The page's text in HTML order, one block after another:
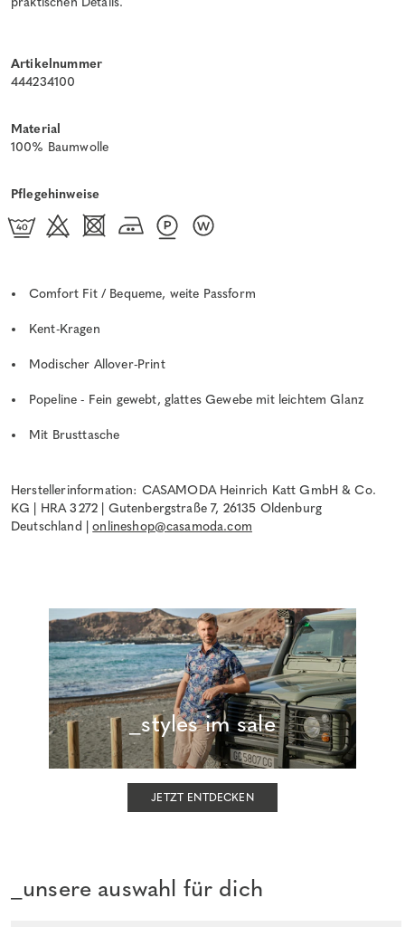
Artikelnummer
444234100
Material
100% Baumwolle
Pflegehinweise
Comfort Fit / Bequeme, weite Passform
Kent-Kragen
Modischer Allover-Print
Popeline - Fein gewebt, glattes Gewebe mit leichtem Glanz
Mit Brusttasche
Herstellerinformation: CASAMODA Heinrich Katt GmbH & Co.
KG | HRA 3272 | Gutenbergstraße 7, 26135 Oldenburg
Deutschland |onlineshop@casamoda.com
_styles im sale
JETZT ENTDECKEN
_unsere auswahl für dich